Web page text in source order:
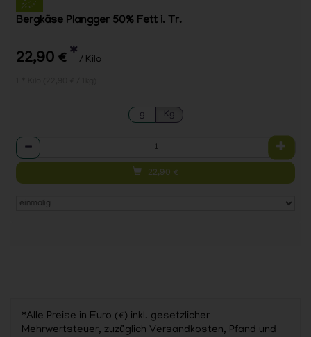
Bergkäse Plangger 50% Fett i. Tr.
22,90 € * / Kilo
g Kg
Anzahl
22,90 €
*Alle Preise in Euro (€) inkl. gesetzlicher
Mehrwertsteuer, zuzüglich Versandkosten, Pfand und